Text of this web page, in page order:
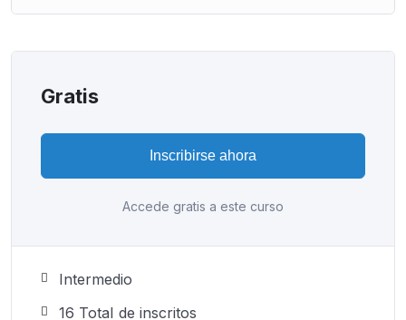
Gratis
Inscribirse ahora
Accede gratis a este curso
Intermedio
16 TotaI de inscritos